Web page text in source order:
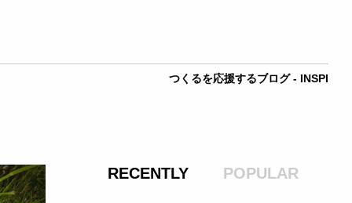
つくるを応援するブログ - INSPI
RECENTLY POPULAR